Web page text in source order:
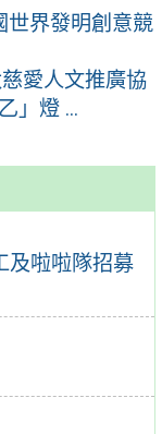
及啦啦隊招募
世界發明創意競
愛人文推廣協
」燈 ...